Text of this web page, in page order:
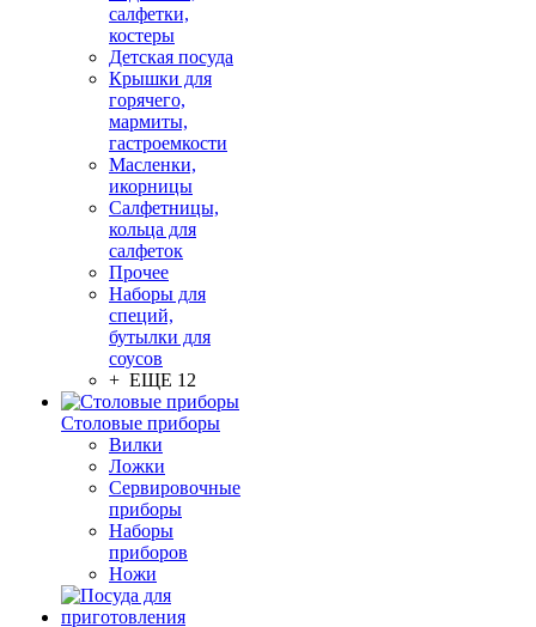
салфетки,
костеры
Детская посуда
Крышки для
горячего,
мармиты,
гастроемкости
Масленки,
икорницы
Салфетницы,
кольца для
салфеток
Прочее
Наборы для
специй,
бутылки для
соусов
+ ЕЩЕ 12
Столовые приборы
Вилки
Ложки
Сервировочные
приборы
Наборы
приборов
Ножи